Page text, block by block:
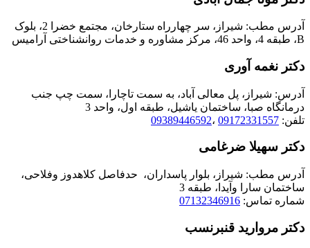
آدرس مطب: شیراز، سر چهارراه ستارخان، مجتمع خضرا 2، بلوک
B، طبقه 4، واحد 46، مرکز مشاوره و خدمات روانشناختی آرامیس
دکتر نغمه آوری
آدرس: شیراز، پل معالی آباد، به سمت تاچارا، سمت چپ جنب
درمانگاه صبا، ساختمان یاشیل، طبقه اول، واحد 3
تلفن: 09172331557 ،09389446592
دکتر سهیلا ضرغامی
آدرس مطب: شیراز، بلوار پاسداران، حدفاصل کلاهدوز وفلاحی،
ساختمان سارا وآیدا، طبقه 3
شماره تماس: 07132346916
دکتر مروارید قنبرنسب